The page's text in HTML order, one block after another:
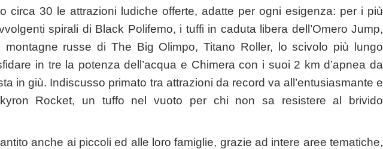
circa 30 le attrazioni ludiche offerte, adatte per ogni esigenza: per i più
spirali di Black Polifemo, i tuffi in caduta libera dell’Omero Jump,
montagne russe di The Big Olimpo, Titano Roller, lo scivolo più lungo
in tre la potenza dell’acqua e Chimera con i suoi 2 km d’apnea da
in giù. Indiscusso primato tra attrazioni da record va all’entusiasmante e
Rocket, un tuffo nel vuoto per chi non sa resistere al brivido
anche ai piccoli ed alle loro famiglie, grazie ad intere aree tematiche,